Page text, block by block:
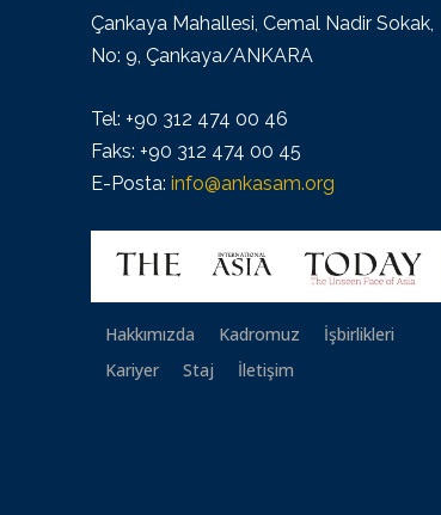
Çankaya Mahallesi, Cemal Nadir Sokak,
No: 9, Çankaya/ANKARA
Tel: +90 312 474 00 46
Faks: +90 312 474 00 45
E-Posta: info@ankasam.org
Hakkımızda Kadromuz
İşbirlikleri
Kariyer
Staj İletişim